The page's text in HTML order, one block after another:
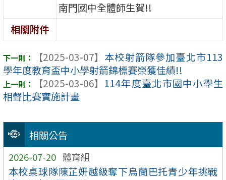
相關公告
2026-07-20 體育組
本校桌球隊陳芷妍越級奪下烏蘭巴托青少年挑戰
南門國中全體師生賀!!
相關附件
【2025-03-07】 本校射箭隊參加臺北市113
學年度教育盃中小學射箭錦標賽榮獲佳績!!
【2025-03-06】 114年度臺北市國中小學生
相聲比賽實施計畫